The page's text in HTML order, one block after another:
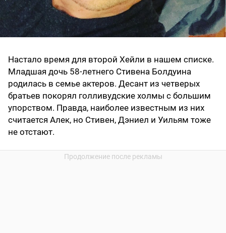
Настало время для второй Хейли в нашем списке.
Младшая дочь 58-летнего Стивена Болдуина
родилась в семье актеров. Десант из четверых
братьев покорял голливудские холмы с большим
упорством. Правда, наиболее известным из них
считается Алек, но Стивен, Дэниел и Уильям тоже
не отстают.